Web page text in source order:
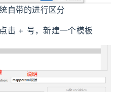
自带的进行区分
击 + 号，新建一个模板